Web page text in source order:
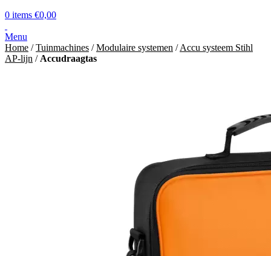
0 items €0,00
Menu
Home /Tuinmachines /Modulaire systemen /Accu systeem Stihl
AP-lijn / Accudraagtas